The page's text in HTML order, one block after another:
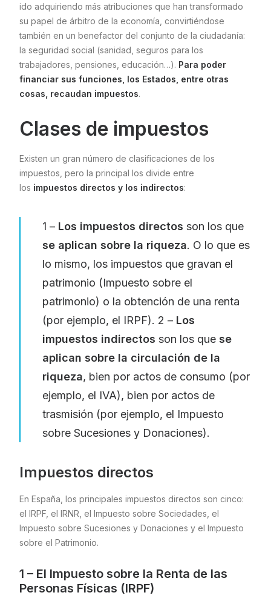
ido adquiriendo más atribuciones que han transformado
su papel de árbitro de la economía, convirtiéndose
también en un benefactor del conjunto de la ciudadanía:
la seguridad social (sanidad, seguros para los
trabajadores, pensiones, educación…). Para poder
financiar sus funciones, los Estados, entre otras
cosas, recaudan impuestos.
Clases de impuestos
Existen un gran número de clasificaciones de los
impuestos, pero la principal los divide entre
los impuestos directos y los indirectos:
1 – Los impuestos directos son los que
se aplican sobre la riqueza. O lo que es
lo mismo, los impuestos que gravan el
patrimonio (Impuesto sobre el
patrimonio) o la obtención de una renta
(por ejemplo, el IRPF). 2 – Los
impuestos indirectos son los que se
aplican sobre la circulación de la
riqueza, bien por actos de consumo (por
ejemplo, el IVA), bien por actos de
trasmisión (por ejemplo, el Impuesto
sobre Sucesiones y Donaciones).
Impuestos directos
En España, los principales impuestos directos son cinco:
el IRPF, el IRNR, el Impuesto sobre Sociedades, el
Impuesto sobre Sucesiones y Donaciones y el Impuesto
sobre el Patrimonio.
1 – El Impuesto sobre la Renta de las
Personas Físicas (IRPF)